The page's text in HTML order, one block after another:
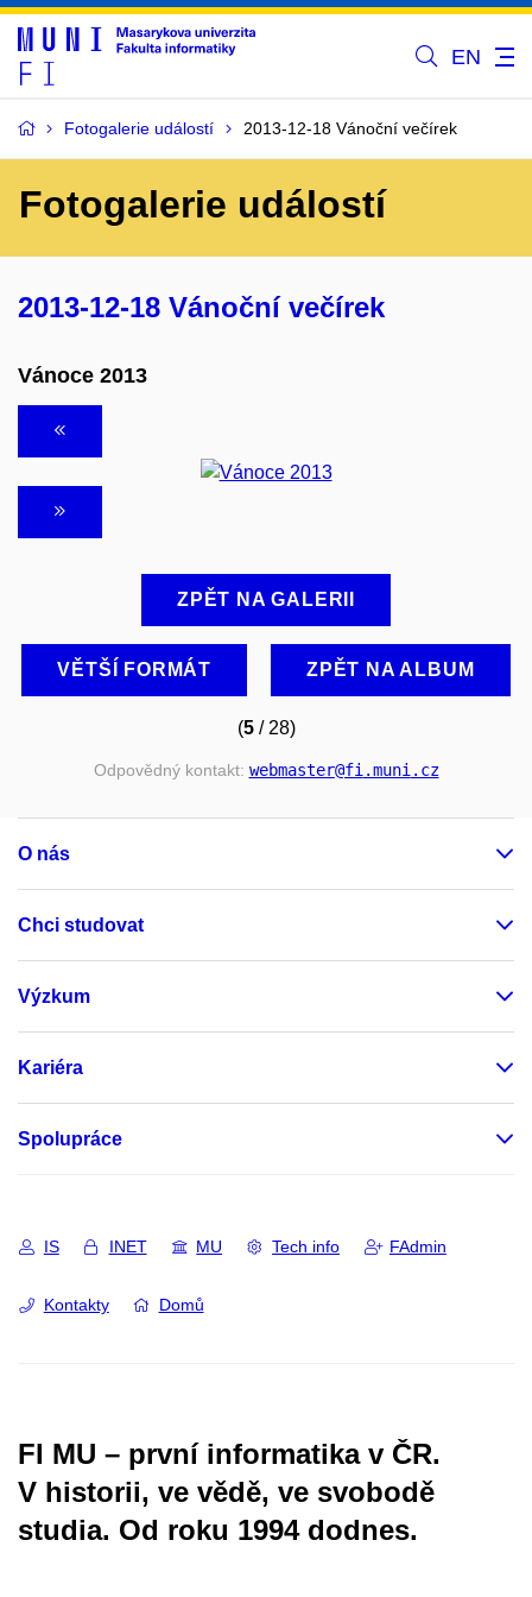
EN
Fotogalerie událostí 2013-12-18 Vánoční večírek
Fotogalerie událostí
2013-12-18 Vánoční večírek
Vánoce 2013
ZPĚT NA GALERII
VĚTŠÍ FORMÁT ZPĚT NA ALBUM
(5/ 28)
Odpovědný kontakt: webmaster@fi.muni.cz
O nás
Chci studovat
Výzkum
Kariéra
Spolupráce
IS INET MU Tech info FAdmin
Kontakty Domů
FI MU – první informatika v ČR.
V historii, ve vědě, ve svobodě
studia. Od roku 1994 dodnes.